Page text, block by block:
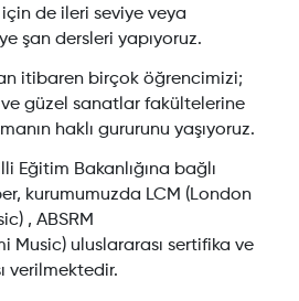
de ileri seviye veya
şan dersleri yapıyoruz.
itibaren birçok öğrencimizi;
güzel sanatlar fakültelerine
haklı gururunu yaşıyoruz.
Eğitim Bakanlığına bağlı
kurumumuzda LCM (London
, ABSRM
Music) uluslararası sertifika ve
verilmektedir.